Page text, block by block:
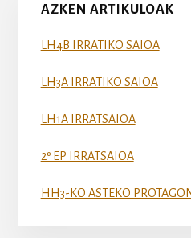
AZKEN ARTIKULOAK
LH4B IRRATIKO SAIOA
LH3A IRRATIKO SAIOA
LH1A IRRATSAIOA
2º EP IRRATSAIOA
HH3-KO ASTEKO